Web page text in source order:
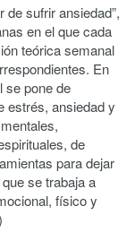
de sufrir ansiedad”,
en el que cada
teórica semanal
En
se pone de
estrés, ansiedad y
de
para dejar
se trabaja a
físico y